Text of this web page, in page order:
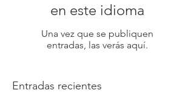
en este idioma
Una vez que se publiquen
entradas, las verás aquí.
Entradas recientes